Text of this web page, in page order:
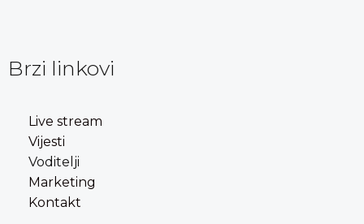
Brzi linkovi
Live stream
Vijesti
Voditelji
Marketing
Kontakt